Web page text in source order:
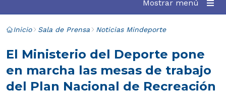
Mostrar menú
Inicio Sala de Prensa Noticias Mindeporte
El Ministerio del Deporte pone
en marcha las mesas de trabajo
del Plan Nacional de Recreación